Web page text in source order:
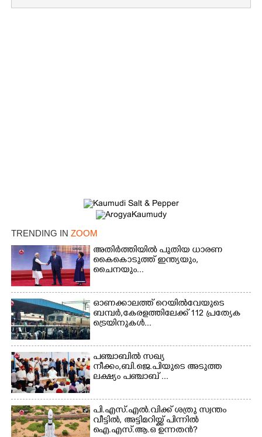
TRENDING IN ZOOM
അതിർത്തിയിൽ പുതിയ ധാരണ
കൈകൊടുത്ത് ഇന്ത്യയും,
ചൈനയും...
ഓണക്കാലത്ത് റെയിൽവേയുടെ
ബമ്പർ,കേരളത്തിലേക്ക് 112 പ്രത്യേക
ട്രെയിനുകൾ...
പഞ്ചാബില്‍ സഖ്യ
നീക്കം,ബി.ജെ.പിയുടെ അടുത്ത
ലക്ഷ്യം പഞ്ചാബ് ...
പി.എസ്.എൽ.വിക്ക് ശത്രു സ്വന്തം
വീട്ടിൽ, അട്ടിമറിയ്ക്ക് പിന്നിൽ
ഐ.എസ്.ആ.ഒ ഉന്നതൻ?
Share this link